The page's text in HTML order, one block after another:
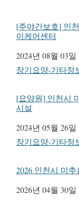
[주야간보호] 인
이케어센터
일자
2024년 08월 03일
관련 항목
장기요양-기타정
[요양원] 인천시
시설
일자
2024년 05월 26일
관련 항목
장기요양-기타정
2026 인천시 미
일자
2026년 04월 30일